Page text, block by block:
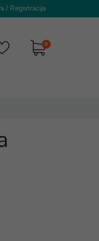
/ Registracija
0